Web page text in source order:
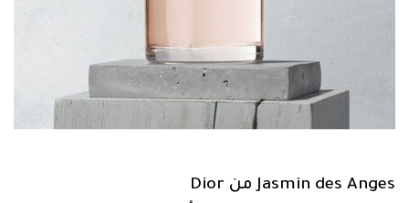
Jasmin des Anges من Dior